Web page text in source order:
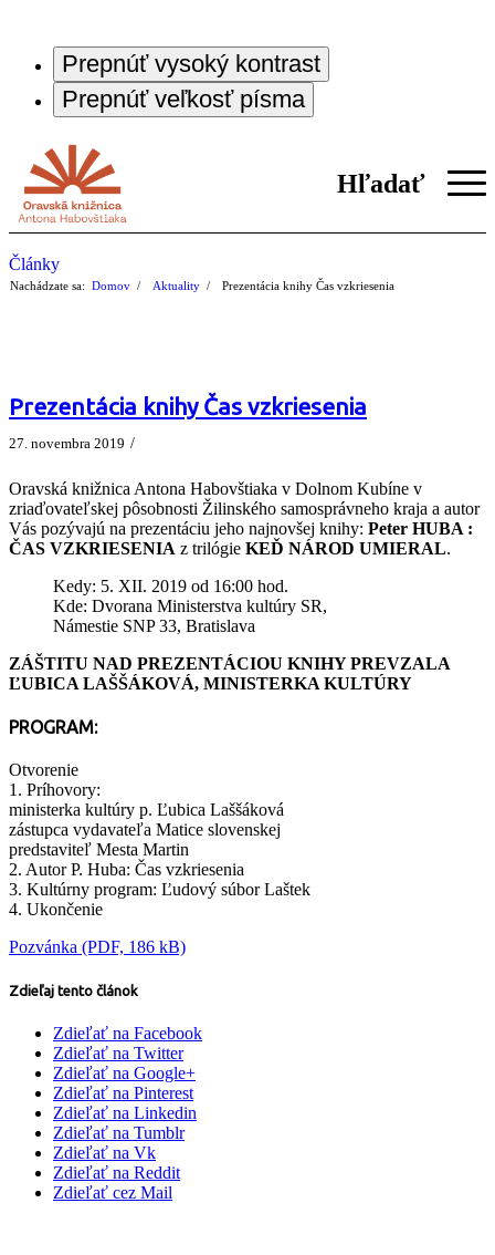
Prepnúť vysoký kontrast
Prepnúť veľkosť písma
Hľadať
Články
Nachádzate sa: Domov / Aktuality / Prezentácia knihy Čas vzkriesenia
Prezentácia knihy Čas vzkriesenia
27. novembra 2019 /
Oravská knižnica Antona Habovštiaka v Dolnom Kubíne v
zriaďovateľskej pôsobnosti Žilinského samosprávneho kraja a autor
Vás pozývajú na prezentáciu jeho najnovšej knihy: Peter HUBA :
ČAS VZKRIESENIA z trilógie KEĎ NÁROD UMIERAL.
Kedy: 5. XII. 2019 od 16:00 hod.
Kde: Dvorana Ministerstva kultúry SR,
Námestie SNP 33, Bratislava
ZÁŠTITU NAD PREZENTÁCIOU KNIHY PREVZALA
ĽUBICA LAŠŠÁKOVÁ, MINISTERKA KULTÚRY
PROGRAM:
Otvorenie
1. Príhovory:
ministerka kultúry p. Ľubica Laššáková
zástupca vydavateľa Matice slovenskej
predstaviteľ Mesta Martin
2. Autor P. Huba: Čas vzkriesenia
3. Kultúrny program: Ľudový súbor Laštek
4. Ukončenie
Pozvánka (PDF, 186 kB)
Zdieľaj tento článok
Zdieľať na Facebook
Zdieľať na Twitter
Zdieľať na Google+
Zdieľať na Pinterest
Zdieľať na Linkedin
Zdieľať na Tumblr
Zdieľať na Vk
Zdieľať na Reddit
Zdieľať cez Mail